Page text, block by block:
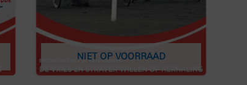
NIET OP VOORRAAD